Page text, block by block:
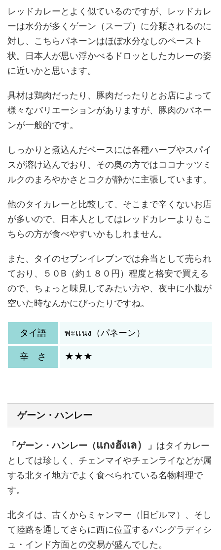
レッドカレーとよく似ているのですが、レッドカレ
ーは水分が多くゲーン（スープ）に分類されるのに
対し、こちらパネーンはほぼ水分なしのペースト
状。日本人が思い浮かべるドロッとしたカレーの姿
に近いかと思います。
具材は鶏肉だったり、豚肉だったりとお店によって
様々なバリエーションがありますが、豚肉のパネー
ンが一般的です。
しっかりと煮込んだベースには各種ハーブやスパイ
スが溶け込んでおり、その奥の方ではココナッツミ
ルクのまろやかさとコクが静かに主張しています。
他のタイカレーと比較して、そこまで辛くないお店
が多いので、日本人としてはレッドカレーよりもこ
ちらの方が食べやすいかもしれません。
また、タイのセブンイレブンでは弁当として売られ
ており、５０B（約１８０円）程度と格安で買える
ので、ちょっと味見してみたい方や、夜中に小腹が
空いた時なんかにぴったりですね。
タイ語 พะแนง（パネーン）
辛 さ ★★★
ゲーン・ハンレー
「ゲーン・ハンレー（แกงฮังเล） 」 はタイカレー
としては珍しく、チェンマイやチェンライなどが属
する北タイ地方でよく食べられている名物料理で
す。
北タイは、古くからミャンマー（旧ビルマ）、そし
て陸路を通してさらに西に位置するバングラディシ
ュ・インド方面との交易が盛んでした。